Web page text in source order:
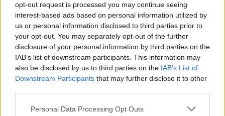
opt-out request is processed you may continue seeing
interest-based ads based on personal information utilized by
us or personal information disclosed to third parties prior to
your opt-out. You may separately opt-out of the further
disclosure of your personal information by third parties on the
IAB’s list of downstream participants. This information may
also be disclosed by us to third parties on the IAB’s List of
Downstream Participants that may further disclose it to other
Personal Data Processing Opt Outs